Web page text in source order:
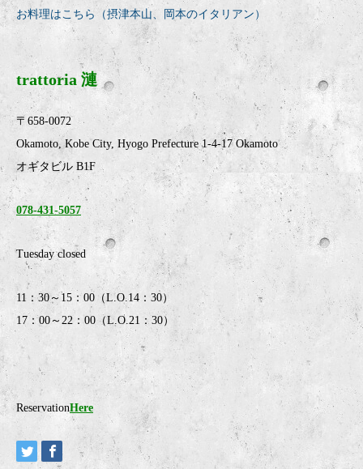
お料理はこちら（摂津本山、岡本のイタリアン）
trattoria 漣
〒658-0072
Okamoto, Kobe City, Hyogo Prefecture 1-4-17 Okamoto
オギタビル B1F
078-431-5057
Tuesday closed
11：30～15：00（L.O.14：30）
17：00～22：00（L.O.21：30）
ReservationHere